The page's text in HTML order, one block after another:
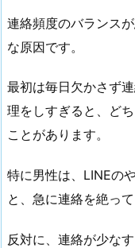
連絡頻度のバランス
な原因です。
最初は毎日欠かさず
理をしすぎると、ど
ことがあります。
特に男性は、LINEの
と、急に連絡を絶っ
反対に、連絡が少な